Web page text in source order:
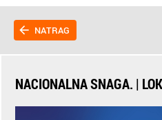
NATRAG
NACIONALNA SNAGA. |